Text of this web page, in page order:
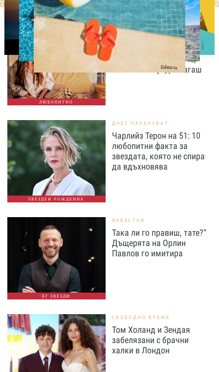
ЛЮБОПИТНО
ЛЮБОПИТНО
Коя си ти след 20:00
часа? Вечерните навици
издават много повече,
отколкото предполагаш
ЗВЕЗДЕН РОЖДЕНИК
ДНЕС ПРАЗНУВАТ
Чарлийз Терон на 51: 10
любопитни факта за
звездата, която не спира
да вдъхновява
БГ ЗВЕЗДИ
ИЗВЕСТНИ
Така ли го правиш, тате?“
Дъщерята на Орлин
Павлов го имитира
СВОБОДНО ВРЕМЕ
Том Холанд и Зендая
забелязани с брачни
халки в Лондон